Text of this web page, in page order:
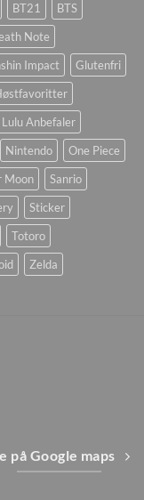
BT21
BTS
Note
Impact
Glutenfri
Lulu Anbefaler
Nintendo
One Piece
Moon
Sanrio
Sticker
Totoro
Zelda
på Google maps